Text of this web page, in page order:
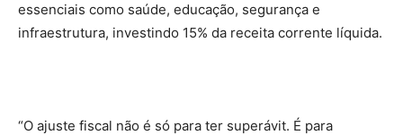
essenciais como saúde, educação, segurança e
infraestrutura, investindo 15% da receita corrente líquida.
“O ajuste fiscal não é só para ter superávit. É para